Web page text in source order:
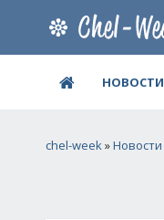
НОВОСТИ
chel-week»Новости